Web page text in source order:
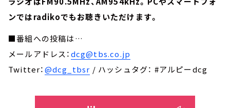
ンではradikoでもお聴きいただけます。
■番組への投稿は…
メールアドレス：dcg@tbs.co.jp
Twitter：@dcg_tbsr / ハッシュタグ： #アルピーdcg